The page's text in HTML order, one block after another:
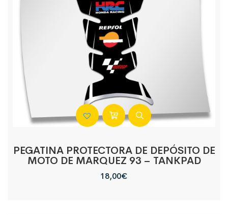
PEGATINA PROTECTORA DE DEPÓSITO DE
MOTO DE MARQUEZ 93 – TANKPAD
18,00€